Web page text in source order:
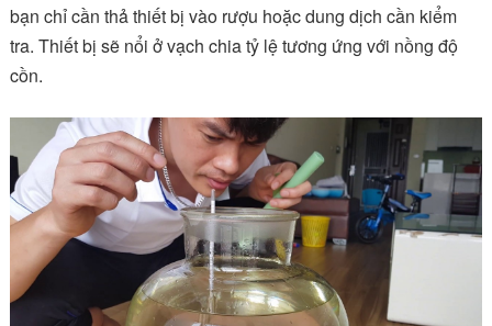
bạn chỉ cần thả thiết bị vào rượu hoặc dung dịch cần kiểm
tra. Thiết bị sẽ nổi ở vạch chia tỷ lệ tương ứng với nồng độ
cồn.